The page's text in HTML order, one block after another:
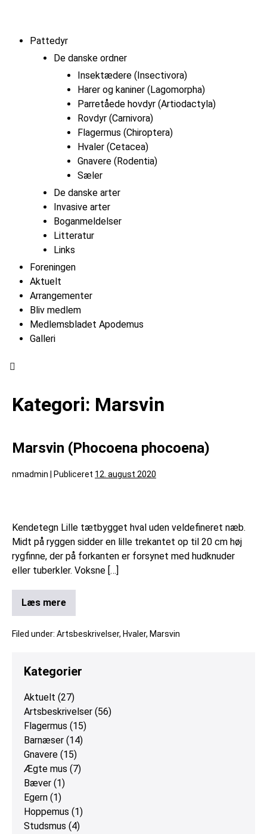
Pattedyr
De danske ordner
Insektædere (Insectivora)
Harer og kaniner (Lagomorpha)
Parretåede hovdyr (Artiodactyla)
Rovdyr (Carnivora)
Flagermus (Chiroptera)
Hvaler (Cetacea)
Gnavere (Rodentia)
Sæler
De danske arter
Invasive arter
Boganmeldelser
Litteratur
Links
Foreningen
Aktuelt
Arrangementer
Bliv medlem
Medlemsbladet Apodemus
Galleri
Hamburger Toggle Menu
Kategori: Marsvin
Marsvin (Phocoena phocoena)
nmadmin Publiceret 12. august 2020
Kendetegn Lille tætbygget hval uden veldefineret næb.
Midt på ryggen sidder en lille trekantet op til 20 cm høj
rygfinne, der på forkanten er forsynet med hudknuder
eller tuberkler. Voksne […]
Læs mere
Filed under: Artsbeskrivelser, Hvaler, Marsvin
Kategorier
Aktuelt (27)
Artsbeskrivelser (56)
Flagermus (15)
Barnæser (14)
Gnavere (15)
Ægte mus (7)
Bæver (1)
Egern (1)
Hoppemus (1)
Studsmus (4)